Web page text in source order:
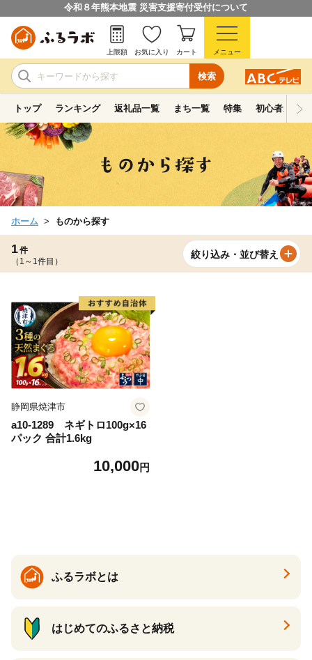
令和８年熊本地震 災害支援寄付受付について
検索
上限額 お気に入り カート メニュー
トップ ランキング 返礼品一覧 まち一覧 特集 初心者ガイド
ホーム ものから探す
1件
（1～1件目）
絞り込み・並び替え
静岡県焼津市
a10-1289 ネギトロ100g×16
パック 合計1.6kg
10,000円
ふるラボとは
はじめてのふるさと納税